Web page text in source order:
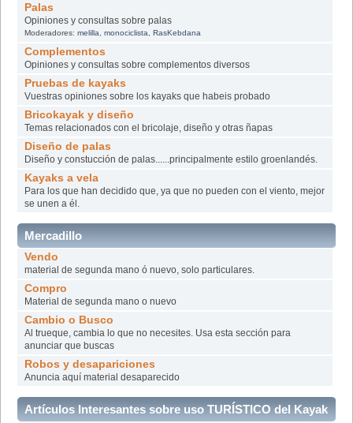
Palas
Opiniones y consultas sobre palas
Moderadores: melilla monociclista RasKebdana
Complementos
Opiniones y consultas sobre complementos diversos
Pruebas de kayaks
Vuestras opiniones sobre los kayaks que habeis probado
Bricokayak y diseño
Temas relacionados con el bricolaje, diseño y otras ñapas
Diseño de palas
Diseño y constucción de palas......principalmente estilo groenlandés.
Kayaks a vela
Para los que han decidido que, ya que no pueden con el viento, mejor
se unen a él.
Mercadillo
Vendo
material de segunda mano ó nuevo, solo particulares.
Compro
Material de segunda mano o nuevo
Cambio o Busco
Al trueque, cambia lo que no necesites. Usa esta sección para
anunciar que buscas
Robos y desapariciones
Anuncia aquí material desaparecido
Artículos Interesantes sobre uso TURÍSTICO del Kayak